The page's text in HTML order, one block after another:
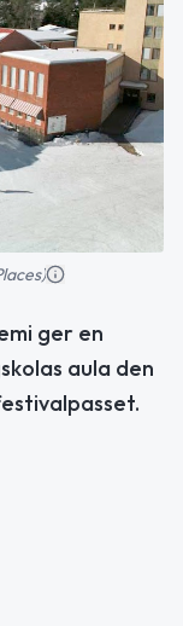
ger en
aula den